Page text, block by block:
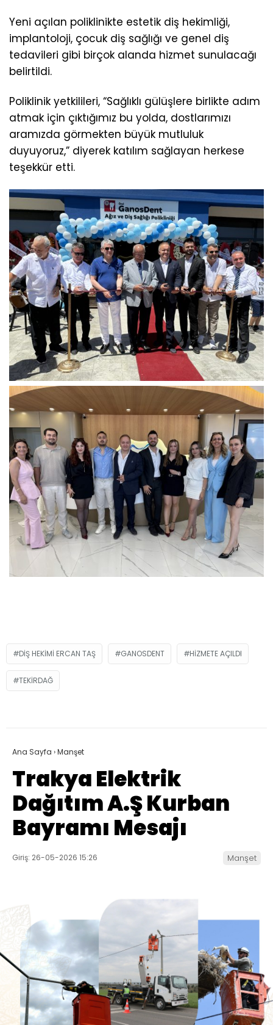
Yeni açılan poliklinikte estetik diş hekimliği,
implantoloji, çocuk diş sağlığı ve genel diş
tedavileri gibi birçok alanda hizmet sunulacağı
belirtildi.
Poliklinik yetkilileri, “Sağlıklı gülüşlere birlikte adım
atmak için çıktığımız bu yolda, dostlarımızı
aramızda görmekten büyük mutluluk
duyuyoruz,” diyerek katılım sağlayan herkese
teşekkür etti.
DIŞ HEKIMI ERCAN TAŞ GANOSDENT HIZMETE AÇILDI
TEKIRDAĞ
Ana Sayfa ›Manşet
Trakya Elektrik
Dağıtım A.Ş Kurban
Bayramı Mesajı
Giriş: 26-05-2026 15:26 Manşet